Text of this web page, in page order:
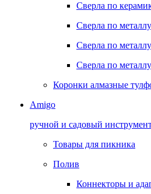
Сверла по
Сверла по металлу
Сверла по
Сверла по
Коронки алмазные
Amigo
ручной и садовый
Товары для пикника
Полив
Коннекторы и